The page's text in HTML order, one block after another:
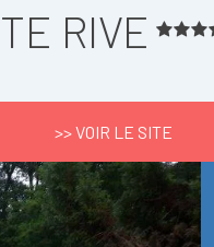
RIVE
>> VOIR LE SITE